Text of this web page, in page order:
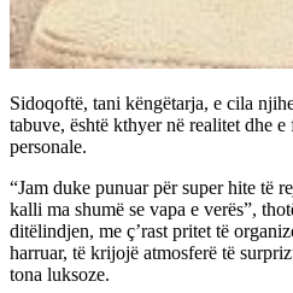
Sidoqoftë, tani këngëtarja, e cila
tabuve, është kthyer në realitet dhe
personale.
“Jam duke punuar për super hite të
kalli ma shumë se vapa e verës”,
ditëlindjen, me ç’rast pritet të
harruar, të krijojë atmosferë të
tona luksoze.